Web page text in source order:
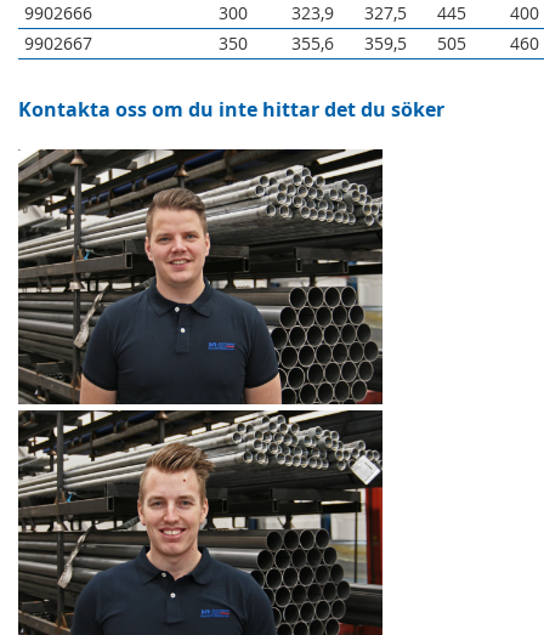
9902666
300 323,9 327,5 445
400
9902667
350 355,6 359,5 505 460
Kontakta oss om du inte hittar det du söker